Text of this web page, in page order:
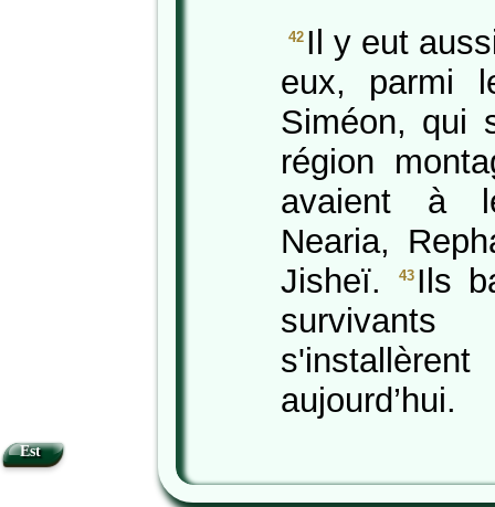
42 Il y eut
eux, parmi
Siméon, qui
région
avaient à
Nearia,
Jisheï.
43 Ils
aujourd’hui.
Est